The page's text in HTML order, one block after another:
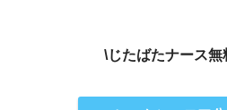
\じたばたナース無